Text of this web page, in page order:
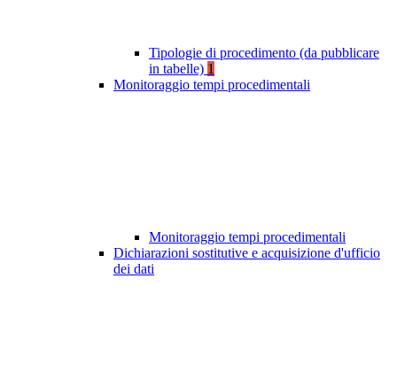
Tipologie di procedimento (da pubblicare
in tabelle) 1
Monitoraggio tempi procedimentali
Monitoraggio tempi procedimentali
Dichiarazioni sostitutive e acquisizione d'ufficio
dei dati